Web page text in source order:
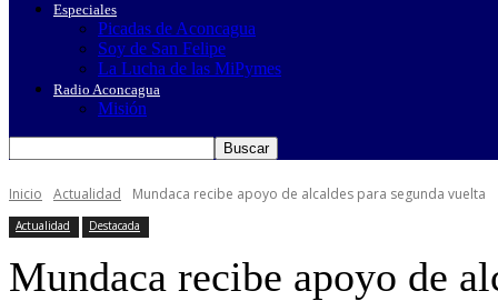
Especiales
Picadas de Aconcagua
Soy de San Felipe
La Lucha de las MiPymes
Radio Aconcagua
Misión
Inicio Actualidad Mundaca recibe apoyo de alcaldes para segunda vuelta
Actualidad Destacada
Mundaca recibe apoyo de